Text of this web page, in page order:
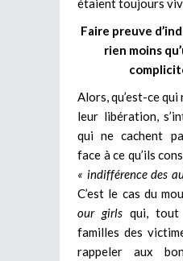
étaient toujours
Faire preuve
rien moins
Alors, qu’est-ce
leur libération,
qui ne cachent
face à ce qu’ils
« indifférence des
C’est le cas du
our girls qui, tout
familles des
rappeler aux